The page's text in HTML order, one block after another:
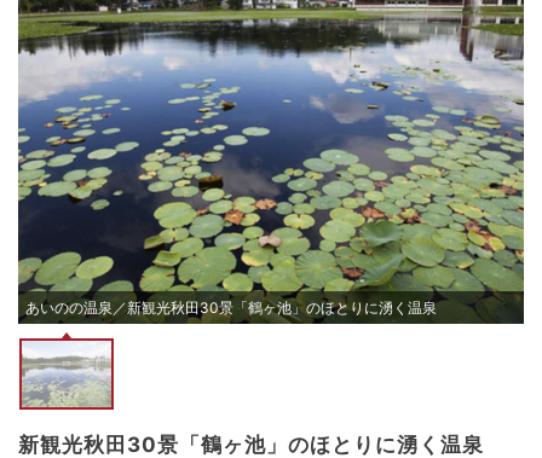
あいのの温泉／新観光秋田30景「鶴ヶ池」のほとりに湧く温泉
新観光秋田30景「鶴ヶ池」のほとりに湧く温泉